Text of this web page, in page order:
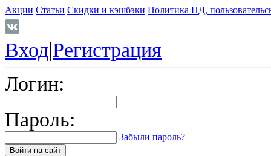
Акции Статьи Скидки и кэшбэки Политика ПД,
Вход|Регистрация
Логин:
Пароль:
Забыли пароль?